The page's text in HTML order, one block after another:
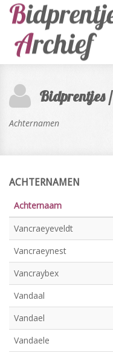
Bidprentjes /
Achternamen
ACHTERNAMEN
Achternaam
Vancraeyeveldt
Vancraeynest
Vancraybex
Vandaal
Vandael
Vandaele